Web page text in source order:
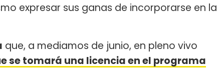
expresar sus ganas de incorporarse en la
que, a mediamos de junio, en pleno vivo
se tomará una licencia en el programa